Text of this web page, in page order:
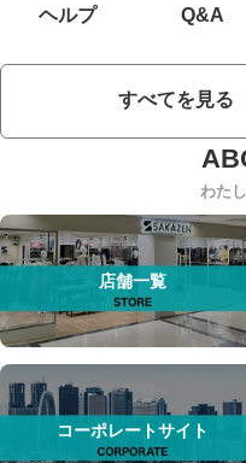
ヘルプ Q&A
すべてを見る
わた
店舗一覧
コーポレートサイト